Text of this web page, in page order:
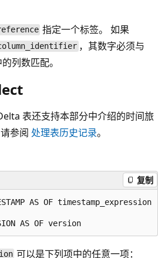
指定一个标签。 如果
，其数字必须与
列数匹配。
表还支持本部分中介绍的时间旅
参阅 处理表历史记录。
复制
AS OF timestamp_expression
可以是下列项中的任意一项：